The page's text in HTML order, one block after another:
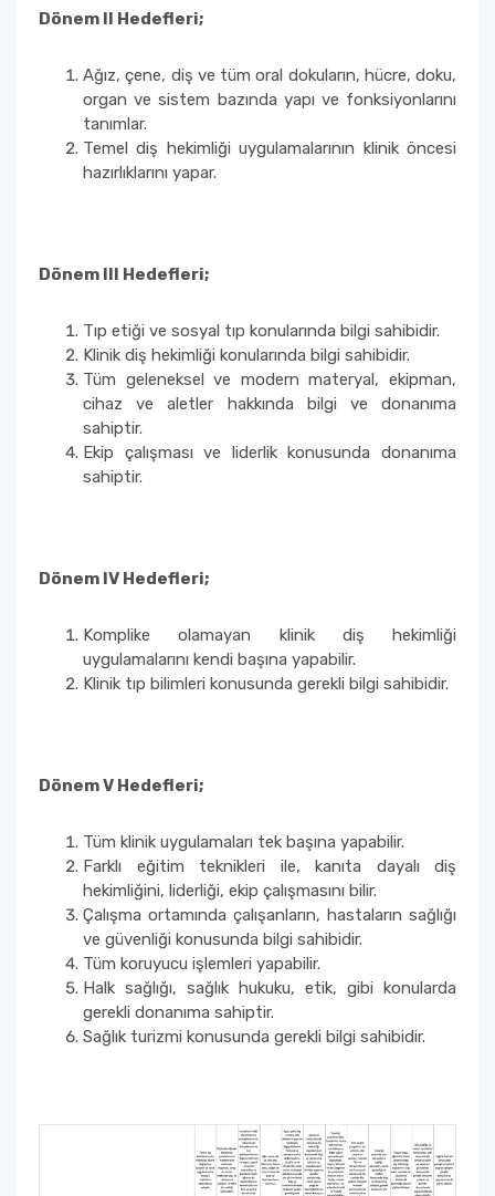
Dönem II Hedefleri;
Ağız, çene, diş ve tüm oral dokuların, hücre, doku,
organ ve sistem bazında yapı ve fonksiyonlarını
tanımlar.
Temel diş hekimliği uygulamalarının klinik öncesi
hazırlıklarını yapar.
Dönem III Hedefleri;
Tıp etiği ve sosyal tıp konularında bilgi sahibidir.
Klinik diş hekimliği konularında bilgi sahibidir.
Tüm geleneksel ve modern materyal, ekipman,
cihaz ve aletler hakkında bilgi ve donanıma
sahiptir.
Ekip çalışması ve liderlik konusunda donanıma
sahiptir.
Dönem IV Hedefleri;
Komplike olamayan klinik diş hekimliği
uygulamalarını kendi başına yapabilir.
Klinik tıp bilimleri konusunda gerekli bilgi sahibidir.
Dönem V Hedefleri;
Tüm klinik uygulamaları tek başına yapabilir.
Farklı eğitim teknikleri ile, kanıta dayalı diş
hekimliğini, liderliği, ekip çalışmasını bilir.
Çalışma ortamında çalışanların, hastaların sağlığı
ve güvenliği konusunda bilgi sahibidir.
Tüm koruyucu işlemleri yapabilir.
Halk sağlığı, sağlık hukuku, etik, gibi konularda
gerekli donanıma sahiptir.
Sağlık turizmi konusunda gerekli bilgi sahibidir.